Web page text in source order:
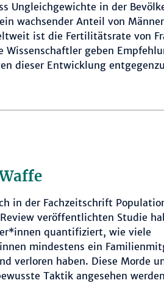
Ungleichgewichte in der
wachsender Anteil von
ist die Fertilitätsrate von
Wissenschaftler geben
dieser Entwicklung
in der Fachzeitschrift
veröffentlichten Studie
quantifiziert, wie viele
mindestens ein
verloren haben. Diese Morde
Taktik angesehen